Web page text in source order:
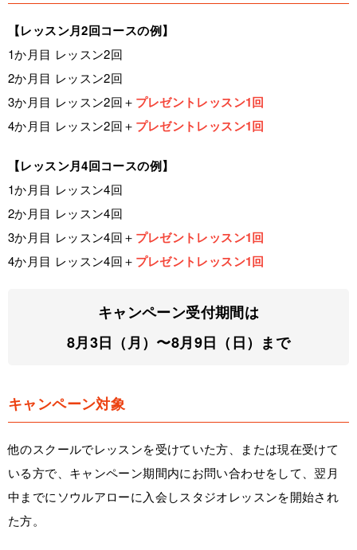
【レッスン月2回コースの例】
1か月目 レッスン2回
2か月目 レッスン2回
3か月目 レッスン2回＋ プレゼントレッスン1回
4か月目 レッスン2回＋ プレゼントレッスン1回
【レッスン月4回コースの例】
1か月目 レッスン4回
2か月目 レッスン4回
3か月目 レッスン4回＋ プレゼントレッスン1回
4か月目 レッスン4回＋ プレゼントレッスン1回
キャンペーン受付期間は
8月3日（月）〜8月9日（日）まで
キャンペーン対象
他のスクールでレッスンを受けていた方、または現在受けて
いる方で、キャンペーン期間内にお問い合わせをして、翌月
中までにソウルアローに入会しスタジオレッスンを開始され
た方。